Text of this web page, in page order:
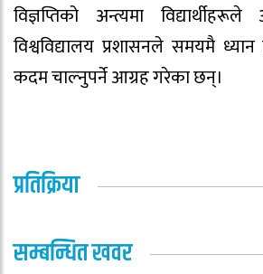
विज्ञप्तिको अन्त्यमा
विश्वविद्यालय प्रशासनले समयमै
कदम चाल्नुपर्ने आग्रह गरेका छन्।
प्रतिक्रिया
सम्बन्धित खवर